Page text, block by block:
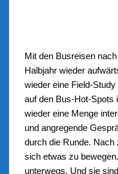
Mit den Busreisen
Halbjahr wieder
wieder eine Field-
auf den Bus-Hot-Spots
wieder eine Menge
und angregende
durch die Runde.
sich etwas zu
unterwegs. Und sie